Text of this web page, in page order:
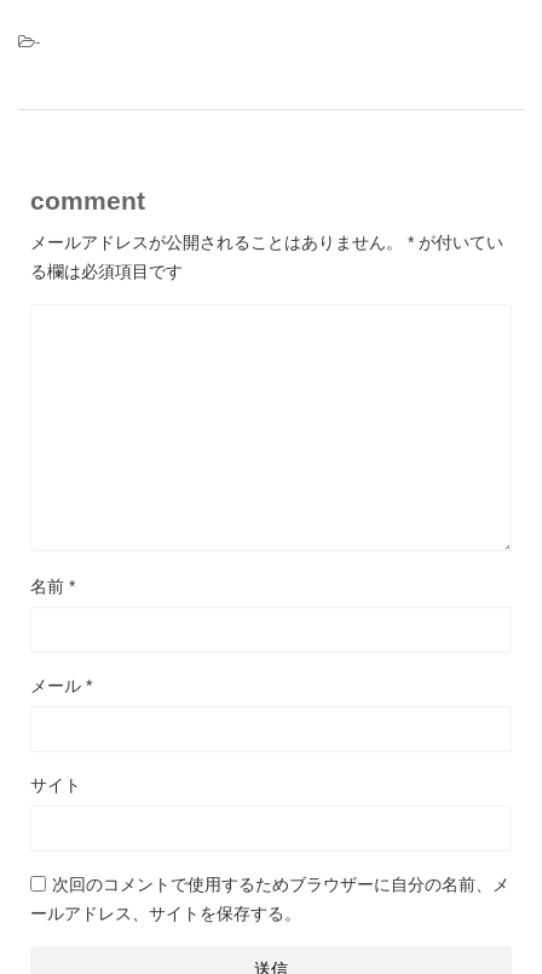
-
comment
メールアドレスが公開されることはありません。 * が付いてい
る欄は必須項目です
名前 *
メール *
サイト
次回のコメントで使用するためブラウザーに自分の名前、メ
ールアドレス、サイトを保存する。